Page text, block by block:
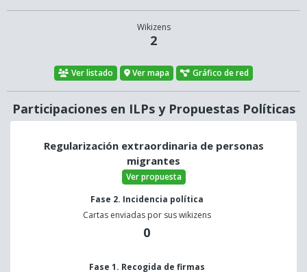
Wikizens
2
Ver listado Ver mapa Gráfico de red
Participaciones en ILPs y Propuestas Políticas
Regularización extraordinaria de personas
migrantes
Ver propuesta
Fase 2. Incidencia política
Cartas enviadas por sus wikizens
0
Fase 1. Recogida de firmas